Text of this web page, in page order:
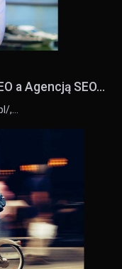
a Agencją SEO...
,…